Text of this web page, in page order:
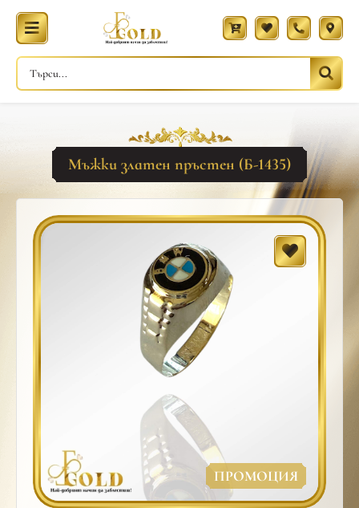
Мъжки златен пръстен (Б-1435)
ПРОМОЦИЯ